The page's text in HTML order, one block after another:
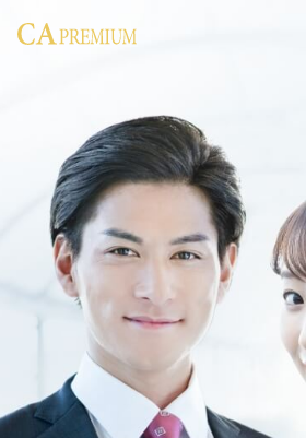
CAプレミアムとは
会員について
幸せ報告
会員資格＆料金
ご利用の流れ
コラム
現役CAブログ
ハイクラス男性向けコラム